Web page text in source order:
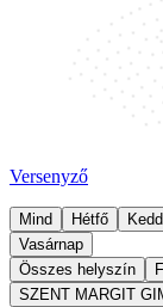
Versenyző
Mind Hétfő Kedd
Vasárnap
Összes helyszín
SZENT MARGIT